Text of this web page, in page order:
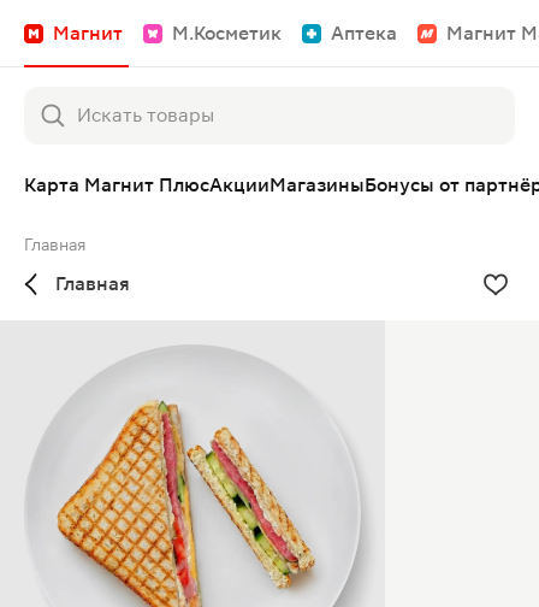
Магнит М.Косметик Аптека Магнит
Карта Магнит ПлюсАкцииМагазиныБонусы от
Главная
Главная